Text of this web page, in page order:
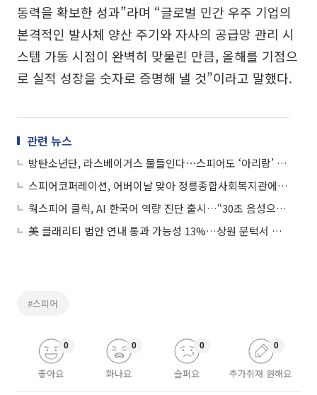
동력을 확보한 성과”라며 “글로벌 민간 우주 기업의
본격적인 발사체 양산 주기와 자사의 공급망 관리 시
스템 가동 시점이 완벽히 맞물린 만큼, 올해를 기점으
로 실적 성장을 숫자로 증명해 낼 것”이라고 말했다.
관련 뉴스
방탄소년단, 라스베이거스 물들인다⋯스피어도 ‘아리랑’ 테마로 변신
스피어코퍼레이션, 어버이날 맞아 정릉종합사회복지관에 후원금 전달
웍스피어 클릭, AI 한국어 역량 진단 출시…“30초 음성으로 실력 분석”
美 클래리티 법안 연내 통과 가능성 13%…상원 문턱서 제동
#스피어
좋아요
0
화나요
0
슬퍼요
0
추가취재 원해요
0